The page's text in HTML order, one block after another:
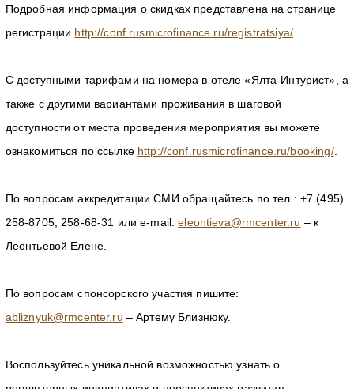
Подробная информация о скидках представлена на странице
регистрации http://conf.rusmicrofinance.ru/registratsiya/
С доступными тарифами на номера в отеле «Ялта-Интурист», а
также с другими вариантами проживания в шаговой
доступности от места проведения мероприятия вы можете
ознакомиться по ссылке http://conf.rusmicrofinance.ru/booking/.
По вопросам аккредитации СМИ обращайтесь по тел.: +7 (495)
258-8705; 258-68-31 или e-mail:eleontieva@rmcenter.ru – к
Леонтьевой Елене.
По вопросам спонсорского участия пишите:
abliznyuk@rmcenter.ru – Артему Близнюку.
Воспользуйтесь уникальной возможностью узнать о